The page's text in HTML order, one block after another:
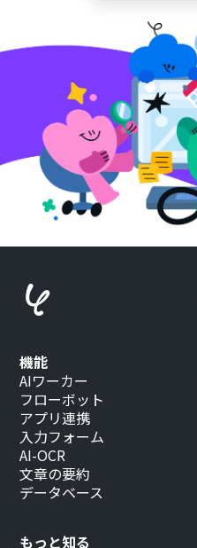
もっと知る
機能
AIワーカー
フローボット
アプリ連携
入力フォーム
AI-OCR
文章の要約
データベース